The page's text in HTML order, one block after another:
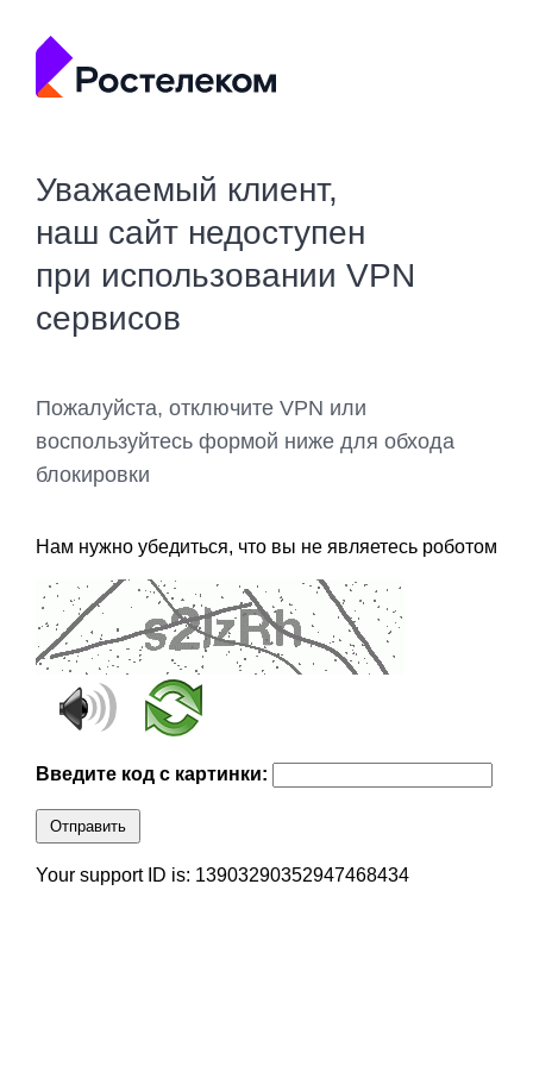
Уважаемый клиент,
наш сайт недоступен
при использовании VPN
сервисов
Пожалуйста, отключите VPN или
воспользуйтесь формой ниже для обхода
блокировки
Нам нужно убедиться, что вы не являетесь роботом
Введите код с картинки:
Отправить
Your support ID is: 13903290352947468434